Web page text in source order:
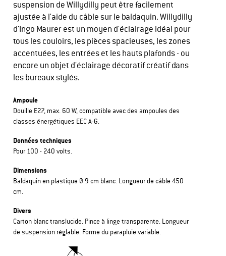
suspension de Willydilly peut être facilement
ajustée à l'aide du câble sur le baldaquin. Willydilly
d'Ingo Maurer est un moyen d'éclairage idéal pour
tous les couloirs, les pièces spacieuses, les zones
accentuées, les entrées et les hauts plafonds - ou
encore un objet d'éclairage décoratif créatif dans
les bureaux stylés.
Ampoule
Douille E27, max. 60 W, compatible avec des ampoules des
classes énergétiques EEC A-G.
Données techniques
Pour 100 - 240 volts.
Dimensions
Baldaquin en plastique Ø 9 cm blanc. Longueur de câble 450
cm.
Divers
Carton blanc translucide. Pince à linge transparente. Longueur
de suspension réglable. Forme du parapluie variable.